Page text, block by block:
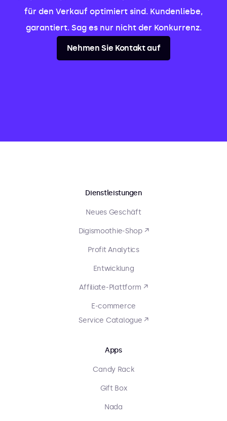
für den Verkauf optimiert sind. Kundenliebe,
garantiert. Sag es nur nicht der Konkurrenz.
Nehmen Sie Kontakt auf
Dienstleistungen
Neues Geschäft
Digismoothie-Shop ↗
Profit Analytics
Entwicklung
Affiliate-Plattform ↗
E-commerce
Service Catalogue ↗
Apps
Candy Rack
Gift Box
Nada